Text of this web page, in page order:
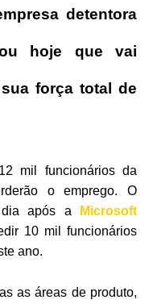
detentora
hoje que vai
força total de
mil funcionários da
o emprego. O
após a Microsoft
10 mil funcionários
ano.
as áreas de produto,